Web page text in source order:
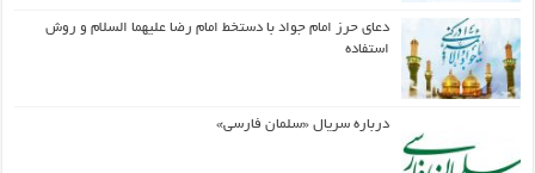
دعای حرز امام جواد با دستخط امام رضا علیهما السلام و روش
استفاده
درباره سریال «سلمان فارسی»